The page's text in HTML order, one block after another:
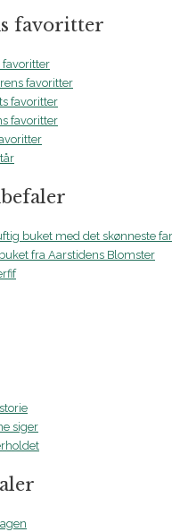
favoritter
favoritter
favoritter
favoritter
favoritter
buket med det skønneste
siger